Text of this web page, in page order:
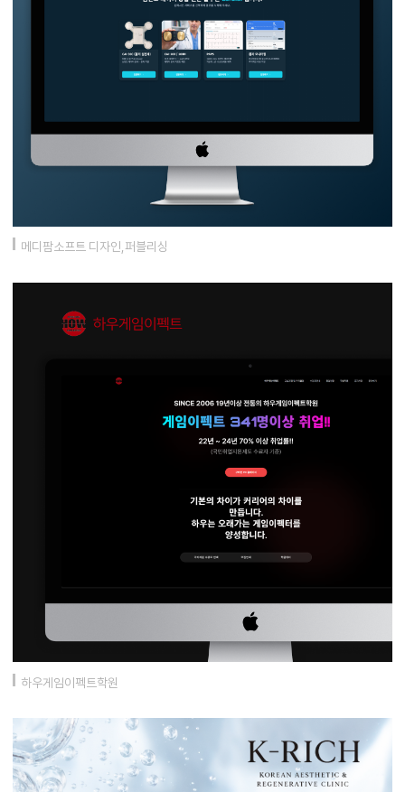
메디팜소프트 디자인,퍼블리싱
하우게임이펙트학원